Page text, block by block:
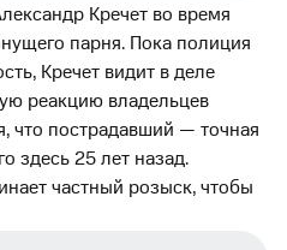
Кречет во время
парня. Пока полиция
Кречет видит в деле
реакцию владельцев
что пострадавший — точная
здесь 25 лет назад.
частный розыск, чтобы